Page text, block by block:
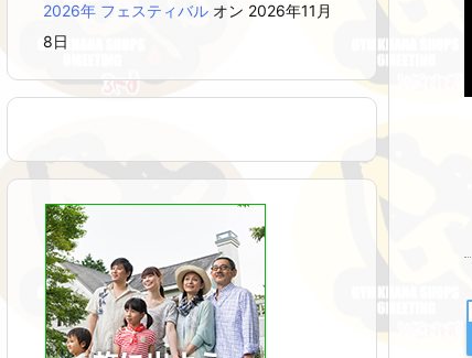
2026年 フェスティバル オン 2026年11月
8日